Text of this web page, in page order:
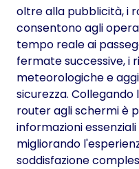
oltre alla pubblicità, i
consentono agli
tempo reale ai
fermate successive, i
meteorologiche e
sicurezza.
router agli schermi è
informazioni
migliorando
soddisfazione